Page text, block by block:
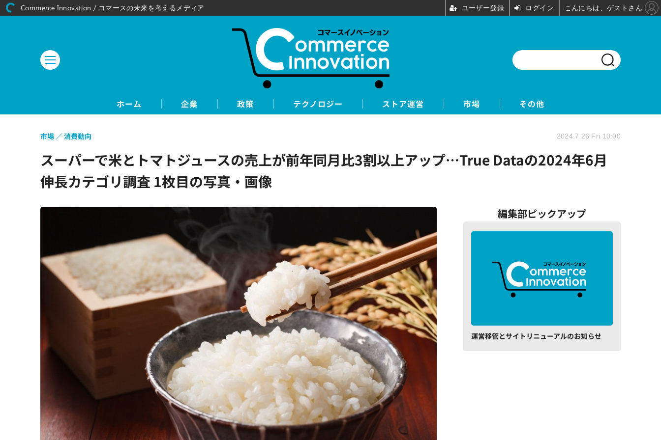
ホーム 企業 政策 テクノロジー ストア運営 市場 その他
スーパーで米とトマトジュースの売上が前年同月比3割以上アップ…True Dataの2024年6月
伸長カテゴリ調査 1枚目の写真・画像
市場 消費動向 2024.7.26 Fri 10:00
編集部ピックアップ
運営移管とサイトリニューアルのお知らせ
Commerce Innovation / コマースの未来を考えるメディア ユーザー登録 ログイン こんにちは、ゲストさん